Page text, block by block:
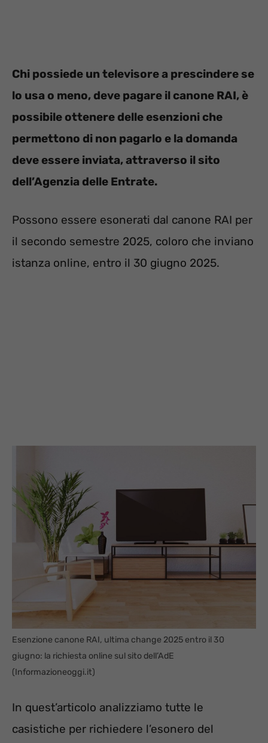
Chi possiede un televisore a prescindere se
lo usa o meno, deve pagare il canone RAI, è
possibile ottenere delle esenzioni che
permettono di non pagarlo e la domanda
deve essere inviata, attraverso il sito
dell’Agenzia delle Entrate.
Possono essere esonerati dal canone RAI per
il secondo semestre 2025, coloro che inviano
istanza online, entro il 30 giugno 2025.
Esenzione canone RAI, ultima change 2025 entro il 30
giugno: la richiesta online sul sito dell’AdE
(Informazioneoggi.it)
In quest’articolo analizziamo tutte le
casistiche per richiedere l’esonero del